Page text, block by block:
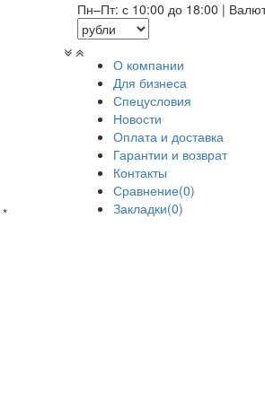
Пн–Пт: с 10:00 до 18:00 |
О компании
Для бизнеса
Спецусловия
Новости
Оплата и доставка
Гарантии и возврат
Контакты
Сравнение(0)
Закладки(0)
*